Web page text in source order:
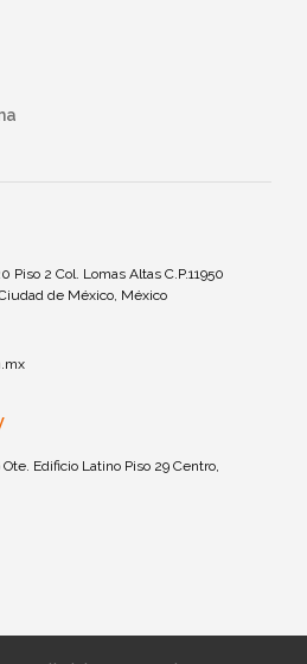
Piso 2 Col. Lomas Altas C.P.11950
de México, México
Edificio Latino Piso 29 Centro,